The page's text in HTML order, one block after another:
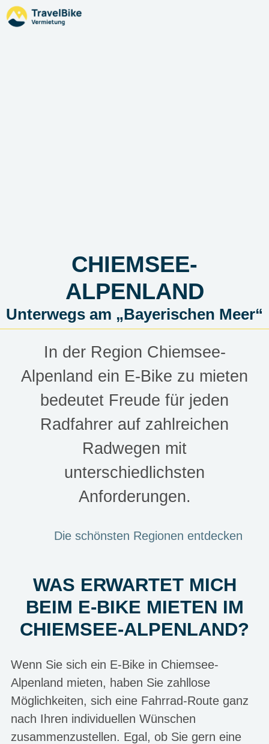
CHIEMSEE-
ALPENLAND
Unterwegs am „Bayerischen Meer“
In der Region Chiemsee-
Alpenland ein E-Bike zu mieten
bedeutet Freude für jeden
Radfahrer auf zahlreichen
Radwegen mit
unterschiedlichsten
Anforderungen.
Die schönsten Regionen entdecken
WAS ERWARTET MICH
BEIM E-BIKE MIETEN IM
CHIEMSEE-ALPENLAND?
Wenn Sie sich ein E-Bike in Chiemsee-
Alpenland mieten, haben Sie zahllose
Möglichkeiten, sich eine Fahrrad-Route ganz
nach Ihren individuellen Wünschen
zusammenzustellen. Egal, ob Sie gern eine